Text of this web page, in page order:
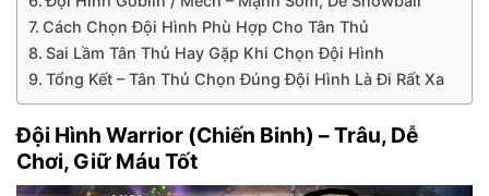
Cách Chọn Đội Hình Phù Hợp Cho Tân Thủ
Sai Lầm Tân Thủ Hay Gặp Khi Chọn Đội Hình
Tổng Kết – Tân Thủ Chọn Đúng Đội Hình Là Đi Rất Xa
Đội Hình Warrior (Chiến Binh) – Trâu, Dễ
Chơi, Giữ Máu Tốt